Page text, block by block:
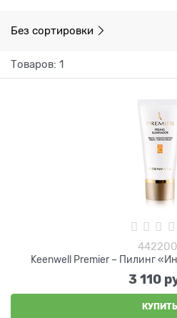
Без сортировки
Товаров: 1
Keenwell Premier – Пилинг
3 110
КУПИТЬ